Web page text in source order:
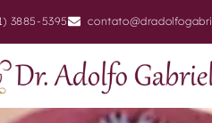
3885-5395